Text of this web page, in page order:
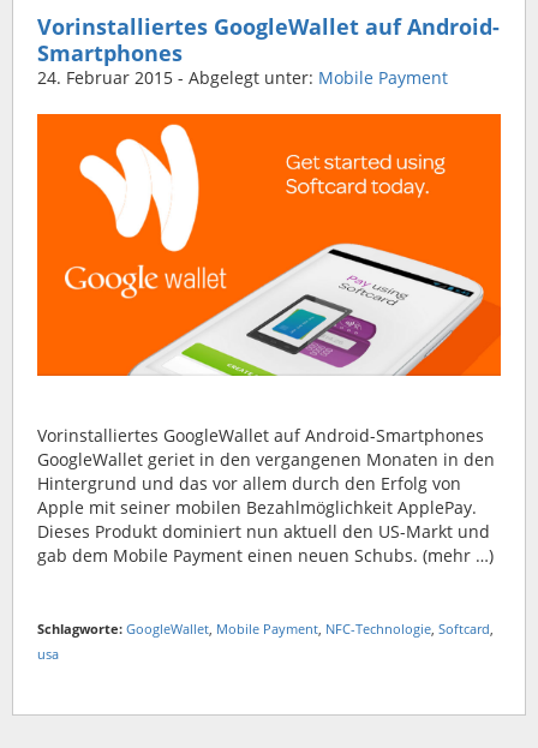
Vorinstalliertes GoogleWallet auf Android-
Smartphones
24. Februar 2015 - Abgelegt unter: Mobile Payment
Vorinstalliertes GoogleWallet auf Android-Smartphones
GoogleWallet geriet in den vergangenen Monaten in den
Hintergrund und das vor allem durch den Erfolg von
Apple mit seiner mobilen Bezahlmöglichkeit ApplePay.
Dieses Produkt dominiert nun aktuell den US-Markt und
gab dem Mobile Payment einen neuen Schubs. (mehr …)
Schlagworte: GoogleWallet Mobile Payment NFC-Technologie Softcard
usa